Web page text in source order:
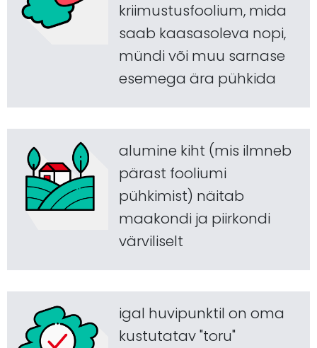
kriimustusfoolium, mida
saab kaasasoleva nopi,
mündi või muu sarnase
esemega ära pühkida
alumine kiht (mis ilmneb
pärast fooliumi
pühkimist) näitab
maakondi ja piirkondi
värviliselt
igal huvipunktil on oma
kustutatav "toru"